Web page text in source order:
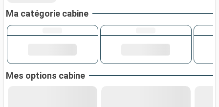
Ma catégorie cabine
Mes options cabine